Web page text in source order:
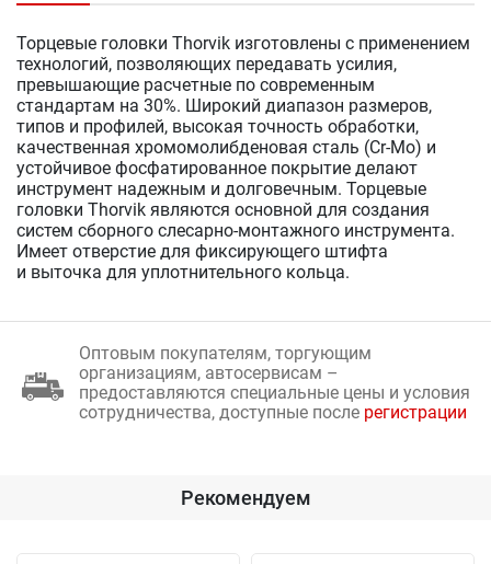
Торцевые головки Thorvik изготовлены с применением
технологий, позволяющих передавать усилия,
превышающие расчетные по современным
стандартам на 30%. Широкий диапазон размеров,
типов и профилей, высокая точность обработки,
качественная хромомолибденовая сталь (Cr-Mo) и
устойчивое фосфатированное покрытие делают
инструмент надежным и долговечным. Торцевые
головки Thorvik являются основной для создания
систем сборного слесарно-монтажного инструмента.
Имеет отверстие для фиксирующего штифта
и выточка для уплотнительного кольца.
Оптовым покупателям, торгующим
организациям, автосервисам –
предоставляются специальные цены и условия
сотрудничества, доступные после регистрации
Рекомендуем